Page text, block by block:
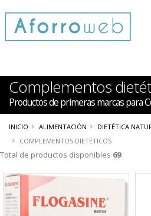
Complementos
Productos de primeras marcas para
INICIO ALIMENTACIÓN
DIETÉTICA
COMPLEMENTOS DIETÉTICOS
Total de productos disponibles 69